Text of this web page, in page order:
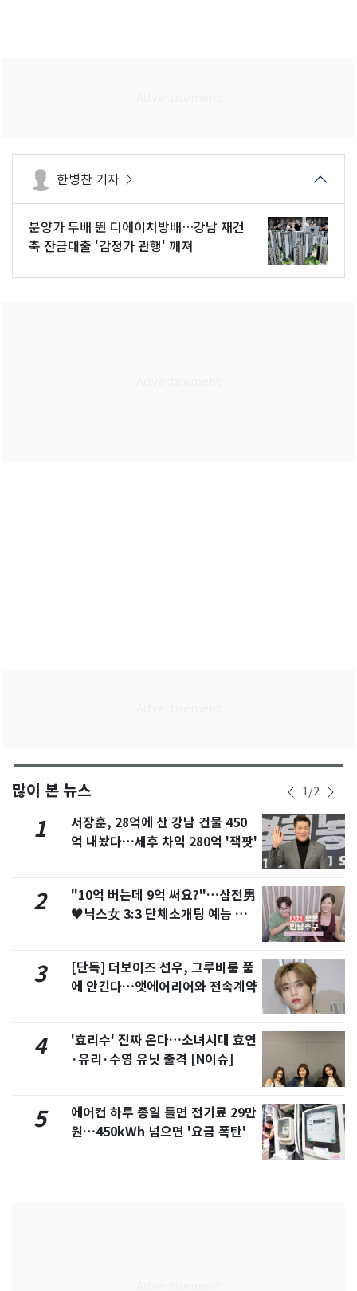
한병찬 기자
분양가 두배 뛴 디에이치방배…강남 재건
축 잔금대출 '감정가 관행' 깨져
많이 본 뉴스 1/2
1
서장훈, 28억에 산 강남 건물 450
억 내놨다…세후 차익 280억 '잭팟'
2
"10억 버는데 9억 써요?"…삼전男
♥닉스女 3:3 단체소개팅 예능 화
3
[단독] 더보이즈 선우, 그루비룸 품
에 안긴다…앳에어리어와 전속계약
4
'효리수' 진짜 온다…소녀시대 효연
·유리·수영 유닛 출격 [N이슈]
5
에어컨 하루 종일 틀면 전기료 29만
원…450kWh 넘으면 '요금 폭탄'